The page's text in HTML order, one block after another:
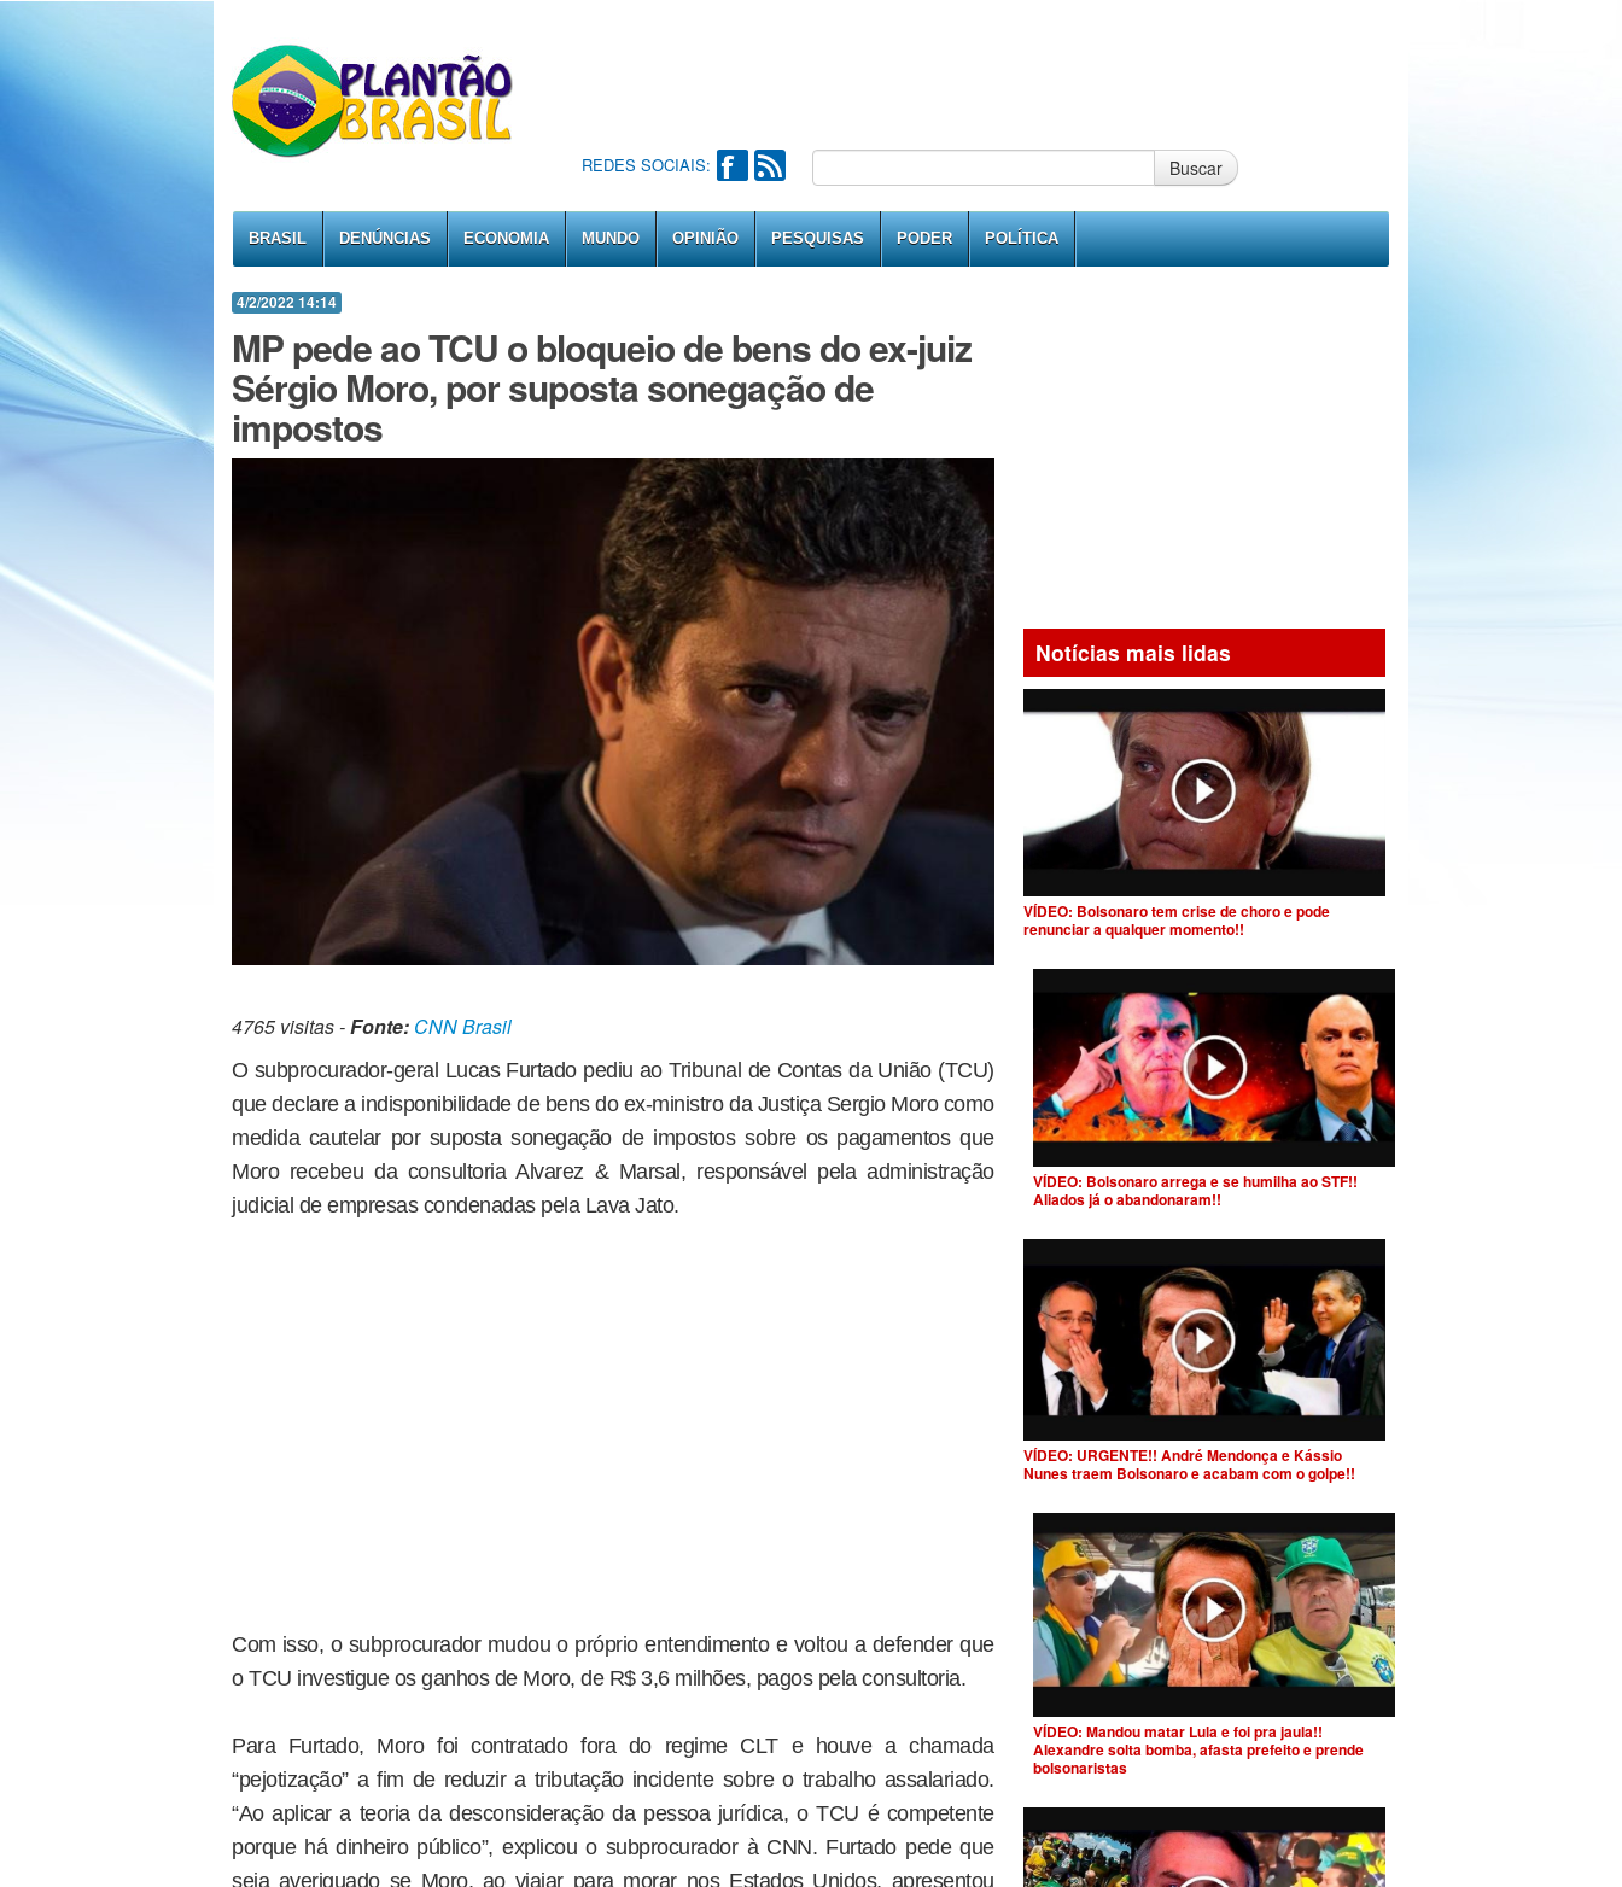
REDES SOCIAIS: Buscar
BRASIL DENÚNCIAS ECONOMIA MUNDO OPINIÃO PESQUISAS PODER POLÍTICA
4/2/2022 14:14
MP pede ao TCU o bloqueio de bens do ex-juiz
Sérgio Moro, por suposta sonegação de
impostos
4765 visitas -Fonte: CNN Brasil
O subprocurador-geral Lucas Furtado pediu ao Tribunal de Contas da União (TCU)
que declare a indisponibilidade de bens do ex-ministro da Justiça Sergio Moro como
medida cautelar por suposta sonegação de impostos sobre os pagamentos que
Moro recebeu da consultoria Alvarez & Marsal, responsável pela administração
judicial de empresas condenadas pela Lava Jato.
Com isso, o subprocurador mudou o próprio entendimento e voltou a defender que
o TCU investigue os ganhos de Moro, de R$ 3,6 milhões, pagos pela consultoria.
Para Furtado, Moro foi contratado fora do regime CLT e houve a chamada
“pejotização” a fim de reduzir a tributação incidente sobre o trabalho assalariado.
“Ao aplicar a teoria da desconsideração da pessoa jurídica, o TCU é competente
porque há dinheiro público”, explicou o subprocurador à CNN. Furtado pede que
seja averiguado se Moro, ao viajar para morar nos Estados Unidos, apresentou
Notícias mais lidas
VÍDEO: Bolsonaro tem crise de choro e pode
renunciar a qualquer momento!!
VÍDEO: Bolsonaro arrega e se humilha ao STF!!
Aliados já o abandonaram!!
VÍDEO: URGENTE!! André Mendonça e Kássio
Nunes traem Bolsonaro e acabam com o golpe!!
VÍDEO: Mandou matar Lula e foi pra jaula!!
Alexandre solta bomba, afasta prefeito e prende
bolsonaristas